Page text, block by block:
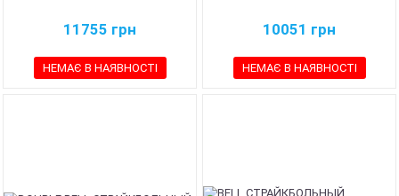
11755 грн
НЕМАЄ В НАЯВНОСТІ
10051 грн
НЕМАЄ В НАЯВНОСТІ